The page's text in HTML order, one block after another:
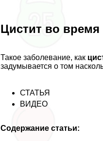
Цистит во
Такое заболевание, как
задумывается о том
СТАТЬЯ
ВИДЕО
Содержание статьи: